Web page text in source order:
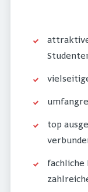
top
fachliche